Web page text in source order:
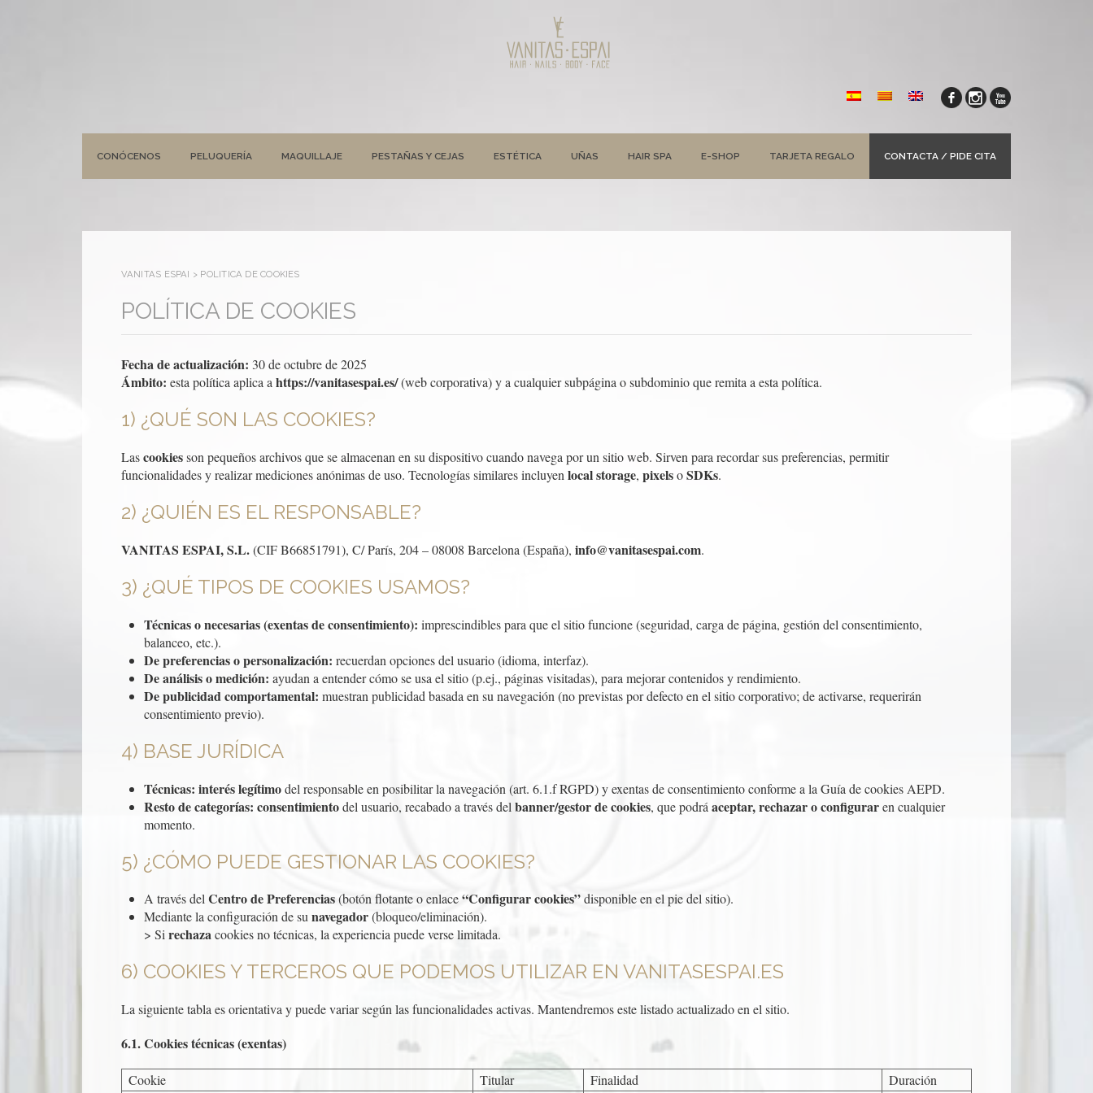
CONÓCENOS PELUQUERÍA MAQUILLAJE PESTAÑAS Y CEJAS ESTÉTICA UÑAS HAIR SPA E-SHOP TARJETA REGALO CONTACTA / PIDE CITA
VANITAS ESPAI > POLÍTICA DE COOKIES
POLÍTICA DE COOKIES
Fecha de actualización: 30 de octubre de 2025
Ámbito: esta política aplica a https://vanitasespai.es/(web corporativa) y a cualquier subpágina o subdominio que remita a esta política.
1) ¿QUÉ SON LAS COOKIES?
Lascookiesson pequeños archivos que se almacenan en su dispositivo cuando navega por un sitio web. Sirven para recordar sus preferencias, permitir
funcionalidades y realizar mediciones anónimas de uso. Tecnologías similares incluyen local storage, pixelsoSDKs.
2) ¿QUIÉN ES EL RESPONSABLE?
VANITAS ESPAI, S.L.(CIF B66851791), C/ París, 204 – 08008 Barcelona (España), info@vanitasespai.com.
3) ¿QUÉ TIPOS DE COOKIES USAMOS?
Técnicas o necesarias (exentas de consentimiento): imprescindibles para que el sitio funcione (seguridad, carga de página, gestión del consentimiento,
balanceo, etc.).
De preferencias o personalización: recuerdan opciones del usuario (idioma, interfaz).
De análisis o medición: ayudan a entender cómo se usa el sitio (p.ej., páginas visitadas), para mejorar contenidos y rendimiento.
De publicidad comportamental: muestran publicidad basada en su navegación (no previstas por defecto en el sitio corporativo; de activarse, requerirán
consentimiento previo).
4) BASE JURÍDICA
Técnicas: interés legítimodel responsable en posibilitar la navegación (art. 6.1.f RGPD) y exentas de consentimiento conforme a la Guía de cookies AEPD.
Resto de categorías: consentimientodel usuario, recabado a través del banner/gestor de cookies, que podrá aceptar, rechazar o configuraren cualquier
momento.
5) ¿CÓMO PUEDE GESTIONAR LAS COOKIES?
A través delCentro de Preferencias(botón flotante o enlace“Configurar cookies”disponible en el pie del sitio).
Mediante la configuración de sunavegador(bloqueo/eliminación).
> Sirechazacookies no técnicas, la experiencia puede verse limitada.
6) COOKIES Y TERCEROS QUE PODEMOS UTILIZAR EN VANITASESPAI.ES
La siguiente tabla es orientativa y puede variar según las funcionalidades activas. Mantendremos este listado actualizado en el sitio.
6.1. Cookies técnicas (exentas)
Cookie Titular Finalidad Duración